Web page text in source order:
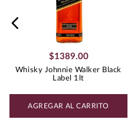
$1389.00
Whisky Johnnie Walker Black
Label 1lt
AGREGAR AL CARRITO